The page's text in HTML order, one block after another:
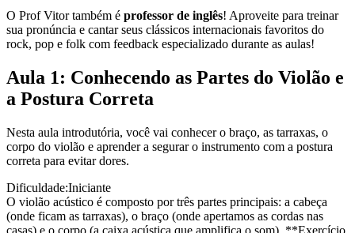
O Prof Vitor também é professor de inglês! Aproveite para treinar
sua pronúncia e cantar seus clássicos internacionais favoritos do
rock, pop e folk com feedback especializado durante as aulas!
Aula 1: Conhecendo as Partes do Violão e
a Postura Correta
Nesta aula introdutória, você vai conhecer o braço, as tarraxas, o
corpo do violão e aprender a segurar o instrumento com a postura
correta para evitar dores.
Dificuldade:Iniciante
O violão acústico é composto por três partes principais: a cabeça
(onde ficam as tarraxas), o braço (onde apertamos as cordas nas
casas) e o corpo (a caixa acústica que amplifica o som). **Exercício